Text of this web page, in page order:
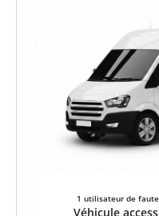
1 utilisateur de
Véhicule